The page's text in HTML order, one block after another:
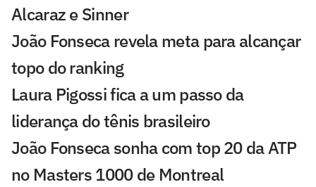
Alcaraz e Sinner
João Fonseca revela meta para alcançar
topo do ranking
Laura Pigossi fica a um passo da
liderança do tênis brasileiro
João Fonseca sonha com top 20 da ATP
no Masters 1000 de Montreal